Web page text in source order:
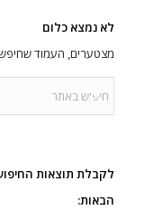
לא נמצא כלום
מצטערים, העמוד
לקבלת תוצאות
הבאות: